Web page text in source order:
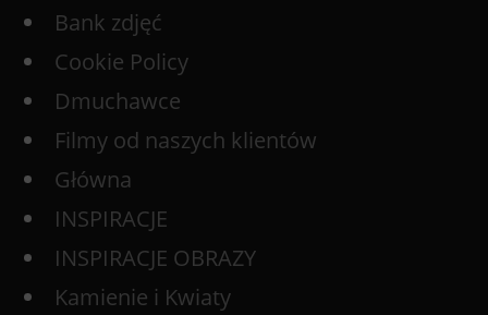
Bank zdjęć
Cookie Policy
Dmuchawce
Filmy od naszych klientów
Główna
INSPIRACJE
INSPIRACJE OBRAZY
Kamienie i Kwiaty